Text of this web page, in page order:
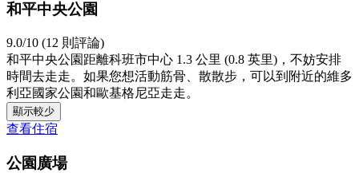
和平中央公園
9.0/10 (12 則評論)
和平中央公園距離科班市中心 1.3 公里 (0.8 英里)，不妨安排
時間去走走。如果您想活動筋骨、散散步，可以到附近的維多
利亞國家公園和歐基格尼亞走走。
顯示較少
查看住宿
公園廣場